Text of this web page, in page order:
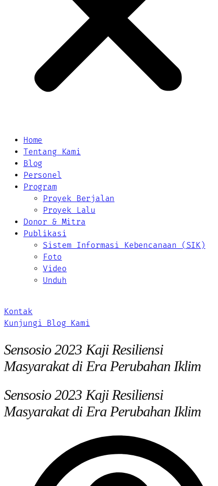
Home
Tentang Kami
Blog
Personel
Program
Proyek Berjalan
Proyek Lalu
Donor & Mitra
Publikasi
Sistem Informasi Kebencanaan (SIK)
Foto
Video
Unduh
Kontak
Kunjungi Blog Kami
Sensosio 2023 Kaji Resiliensi
Masyarakat di Era Perubahan Iklim
Sensosio 2023 Kaji Resiliensi
Masyarakat di Era Perubahan Iklim